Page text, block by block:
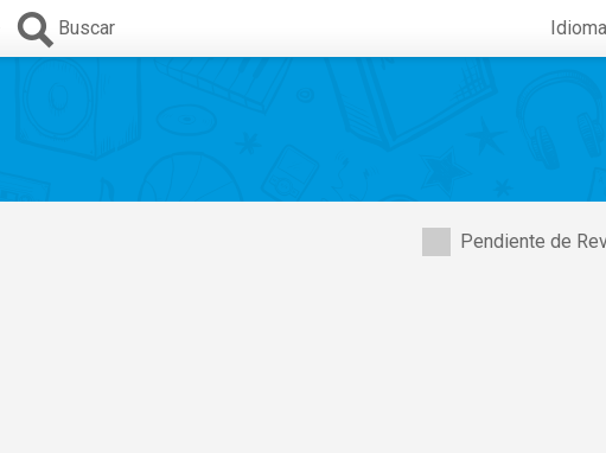
Buscar Idioma
Pendiente de